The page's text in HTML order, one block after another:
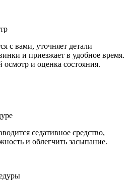
с вами, уточняет детали
и приезжает в удобное время.
и оценка состояния.
седативное средство,
и облегчить засыпание.